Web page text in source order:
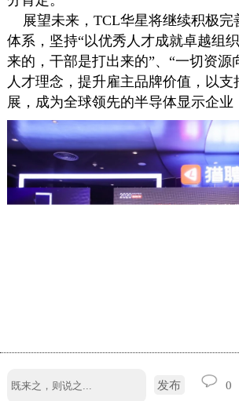
展望未来，TCL华星将继续积极完
体系，坚持“以优秀人才成就卓越组
来的，干部是打出来的”、“一切资源
人才理念，提升雇主品牌价值，以
展，成为全球领先的半导体显示企业
发布 0